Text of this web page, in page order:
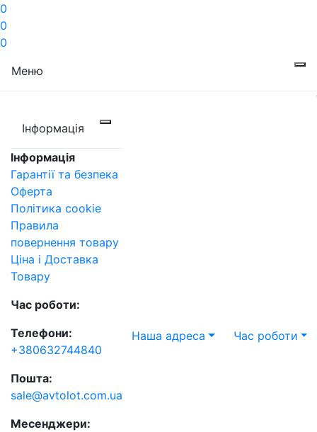
0
0
0
Меню
Інформація
Інформація
Гарантії та безпека
Оферта
Політика cookie
Правила
повернення товару
Ціна і Доставка
Товару
Час роботи:
Телефони:
+380632744840
Пошта:
sale@avtolot.com.ua
Месенджери:
Наша адреса Час роботи